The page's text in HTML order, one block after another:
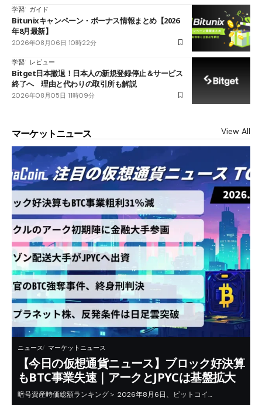
学習 ガイド
Bitunixキャンペーン・ボーナス情報まとめ【2026
年8月最新】
2026年08月06日 10時22分
学習 レビュー
Bitget日本撤退！日本人の新規登録停止＆サービス
終了へ 理由と代わりの取引所も解説
2026年08月05日 11時09分
マーケットニュース View All
ニュース マーケットニュース
【今日の仮想通貨ニュース】ブロック好決算
もBTC事業失速｜アークとJPYCは基盤拡大
暗号資産時価総額ランキング＞ 2026年8月6日、ビットコイ…